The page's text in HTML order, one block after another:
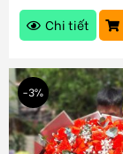
Chi tiết
-3%